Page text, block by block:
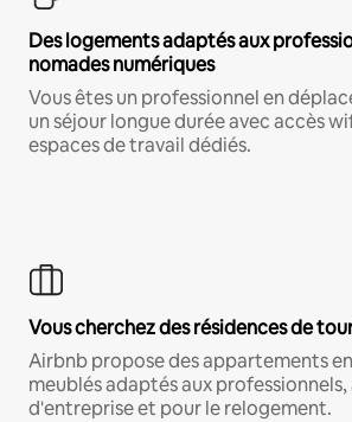
Des logements adaptés aux
nomades numériques
Vous êtes un professionnel en
un séjour longue durée avec accès
espaces de travail dédiés.
Vous cherchez des résidences de
Airbnb propose des appartements
meublés adaptés aux
d'entreprise et pour le relogement.